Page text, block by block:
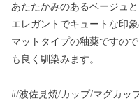
あたたかみのあるベージュ
エレガントでキュートな印
マットタイプの釉薬ですの
も良く馴染みます。
#/波佐見焼/カップ/マグカッ